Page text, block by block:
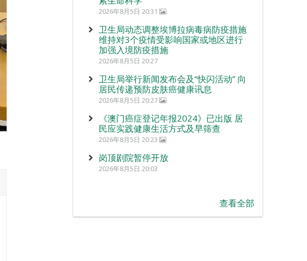
2026年8月5日 20:31
卫生局动态调整埃博拉病毒病防疫措施
维持对3个疫情受影响国家或地区进行
加强入境防疫措施
2026年8月5日 20:27
卫生局举行新闻发布会及“快闪活动” 向
居民传递预防皮肤癌健康讯息
2026年8月5日 20:27
《澳门癌症登记年报2024》已出版 居
民应实践健康生活方式及早筛查
2026年8月5日 20:23
岗顶剧院暂停开放
2026年8月5日 20:03
查看全部